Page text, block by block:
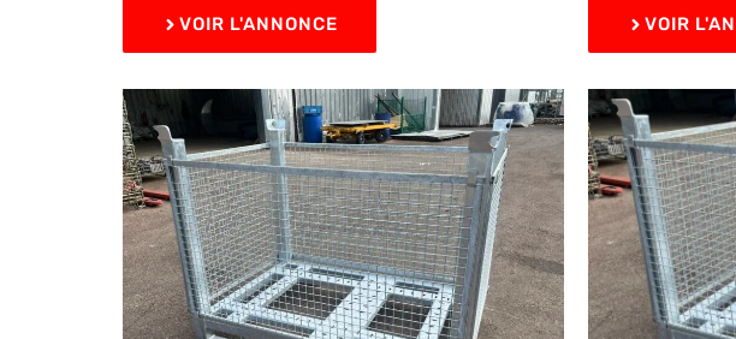
VOIR L'ANNONCE VOIR